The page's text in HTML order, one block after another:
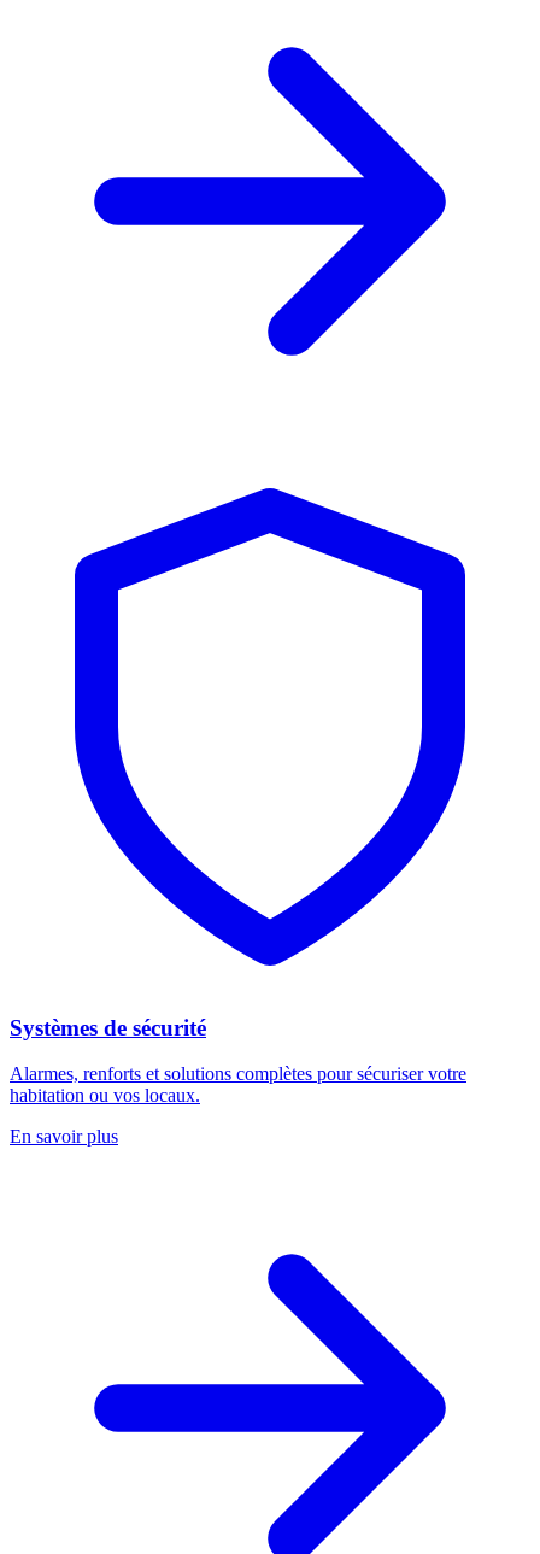
Systèmes de sécurité
Alarmes, renforts et solutions complètes pour sécuriser votre
habitation ou vos locaux.
En savoir plus